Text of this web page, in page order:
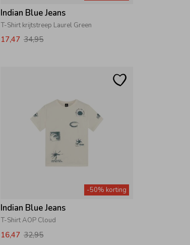
Indian Blue Jeans
T-Shirt krijtstreep Laurel Green
17,47 34,95
-50% korting
Indian Blue Jeans
T-Shirt AOP Cloud
16,47 32,95